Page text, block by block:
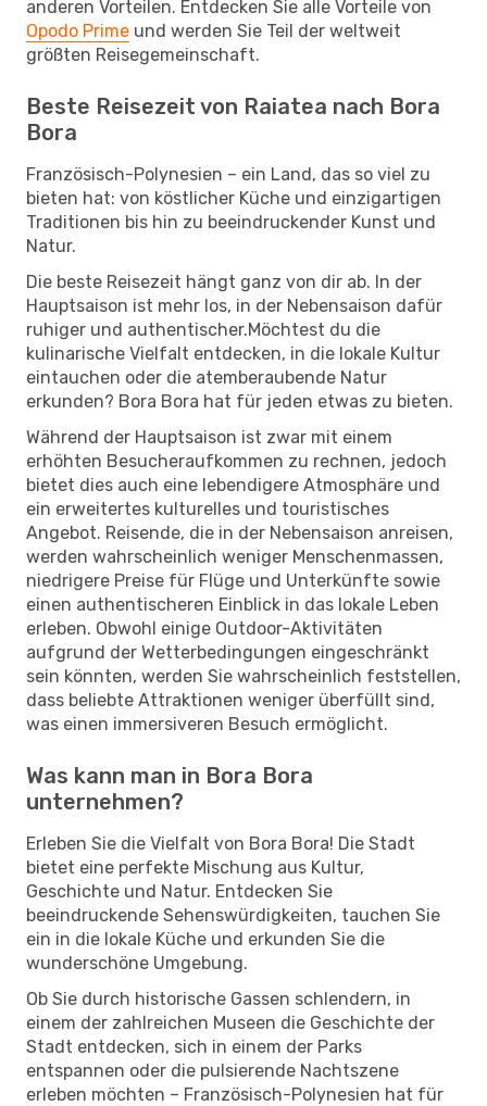
anderen Vorteilen. Entdecken Sie alle Vorteile von
Opodo Prime und werden Sie Teil der weltweit
größten Reisegemeinschaft.
Beste Reisezeit von Raiatea nach Bora
Bora
Französisch-Polynesien – ein Land, das so viel zu
bieten hat: von köstlicher Küche und einzigartigen
Traditionen bis hin zu beeindruckender Kunst und
Natur.
Die beste Reisezeit hängt ganz von dir ab. In der
Hauptsaison ist mehr los, in der Nebensaison dafür
ruhiger und authentischer.Möchtest du die
kulinarische Vielfalt entdecken, in die lokale Kultur
eintauchen oder die atemberaubende Natur
erkunden? Bora Bora hat für jeden etwas zu bieten.
Während der Hauptsaison ist zwar mit einem
erhöhten Besucheraufkommen zu rechnen, jedoch
bietet dies auch eine lebendigere Atmosphäre und
ein erweitertes kulturelles und touristisches
Angebot. Reisende, die in der Nebensaison anreisen,
werden wahrscheinlich weniger Menschenmassen,
niedrigere Preise für Flüge und Unterkünfte sowie
einen authentischeren Einblick in das lokale Leben
erleben. Obwohl einige Outdoor-Aktivitäten
aufgrund der Wetterbedingungen eingeschränkt
sein könnten, werden Sie wahrscheinlich feststellen,
dass beliebte Attraktionen weniger überfüllt sind,
was einen immersiveren Besuch ermöglicht.
Was kann man in Bora Bora
unternehmen?
Erleben Sie die Vielfalt von Bora Bora! Die Stadt
bietet eine perfekte Mischung aus Kultur,
Geschichte und Natur. Entdecken Sie
beeindruckende Sehenswürdigkeiten, tauchen Sie
ein in die lokale Küche und erkunden Sie die
wunderschöne Umgebung.
Ob Sie durch historische Gassen schlendern, in
einem der zahlreichen Museen die Geschichte der
Stadt entdecken, sich in einem der Parks
entspannen oder die pulsierende Nachtszene
erleben möchten – Französisch-Polynesien hat für